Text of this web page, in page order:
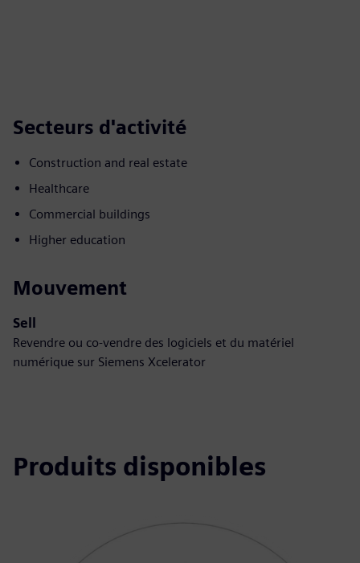
Secteurs d'activité
Construction and real estate
Healthcare
Commercial buildings
Higher education
Mouvement
Sell
Revendre ou co-vendre des logiciels et du matériel
numérique sur Siemens Xcelerator
Produits disponibles